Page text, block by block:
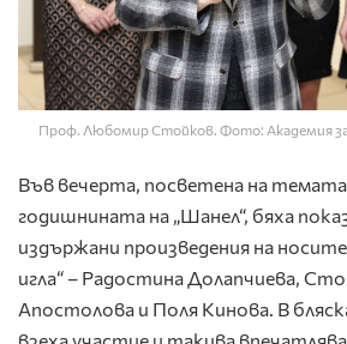
Проф. Любомир Стойков. Фото: Академия
Във вечерта, посветена на темата
годишнината на „Шанел“, бяха
издържани произведения на
игла“ – Радостина Долапчиева,
Апостолова и Поля Кинова. В